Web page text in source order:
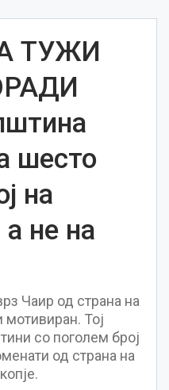
ТУЖИ
шесто
на
не на
Чаир од страна на
Тој
со поголем број
од страна на